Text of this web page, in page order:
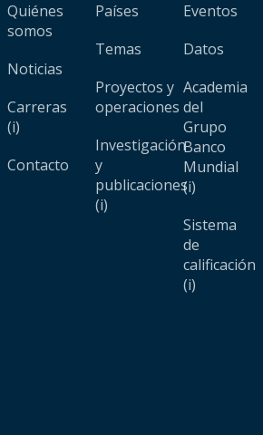
Quiénes
somos
Noticias
Carreras
(i)
Contacto
Países
Temas
Proyectos y
operaciones
Investigación
y
publicaciones
(i)
Eventos
Datos
Academia
del
Grupo
Banco
Mundial
(i)
Sistema
de
calificación
(i)